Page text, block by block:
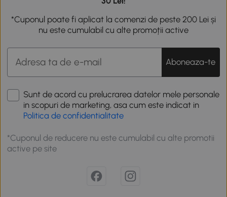
*Cuponul poate fi aplicat la comenzi de peste 200 Lei și
nu este cumulabil cu alte promoții active
Aboneaza-te
Sunt de acord cu prelucrarea datelor mele personale
in scopuri de marketing, asa cum este indicat in
Politica de confidentialitate
*Cuponul de reducere nu este cumulabil cu alte promotii
active pe site